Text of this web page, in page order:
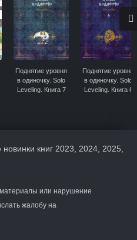
Поднятие уровня
в одиночку. Solo
Leveling. Книга 7
Поднятие уровня
в одиночку. Solo
Leveling. Книга 6
книг 2023, 2024, 2025,
или нарушение
жалобу на